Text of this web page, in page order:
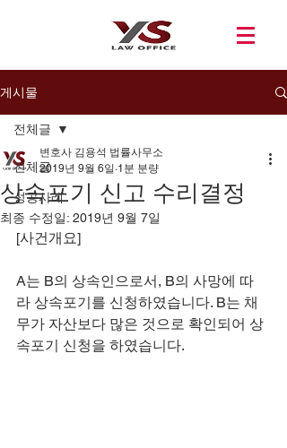
게시물
전체글
성공사례
전체글
상속포기 신고 수리결정
변호사 김용석 법률사무소
2019년 9월 6일 1분 분량
최종 수정일: 2019년 9월 7일
[사건개요]
A는 B의 상속인으로서, B의 사망에 따
라 상속포기를 신청하였습니다. B는 채
무가 자산보다 많은 것으로 확인되어 상
속포기 신청을 하였습니다.